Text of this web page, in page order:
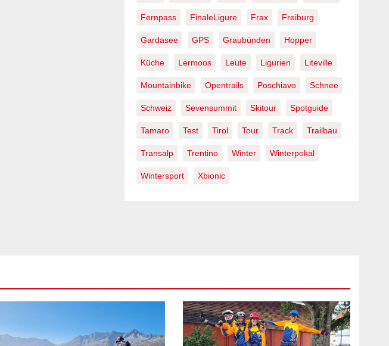
Fernpass FinaleLigure Frax Freiburg
Gardasee GPS Graubünden Hopper
Küche Lermoos Leute Ligurien Liteville
Mountainbike Opentrails Poschiavo Schnee
Schweiz Sevensummit Skitour Spotguide
Tamaro Test Tirol Tour Track Trailbau
Transalp Trentino Winter Winterpokal
Wintersport Xbionic